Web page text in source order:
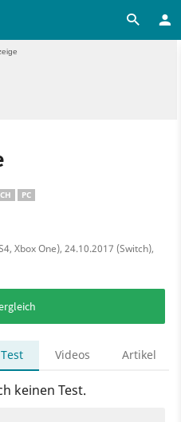
PC
Xbox One), 24.10.2017 (Switch),
Test Videos Artikel
keinen Test.